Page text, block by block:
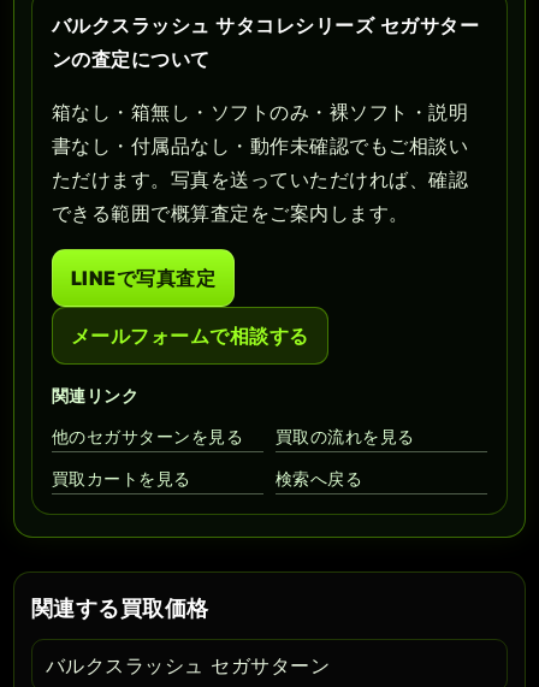
バルクスラッシュ サタコレシリーズ セガサター
ンの査定について
箱なし・箱無し・ソフトのみ・裸ソフト・説明
書なし・付属品なし・動作未確認でもご相談い
ただけます。写真を送っていただければ、確認
できる範囲で概算査定をご案内します。
LINEで写真査定
メールフォームで相談する
関連リンク
他のセガサターンを見る
買取の流れを見る
買取カートを見る 検索へ戻る
関連する買取価格
バルクスラッシュ セガサターン